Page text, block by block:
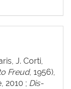
J. Corti,
Freud, 1956),
2010 ; Dis-